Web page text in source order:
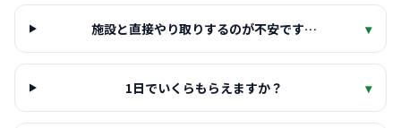
施設と直接やり取りするのが不安です… ▾
1日でいくらもらえますか？ ▾